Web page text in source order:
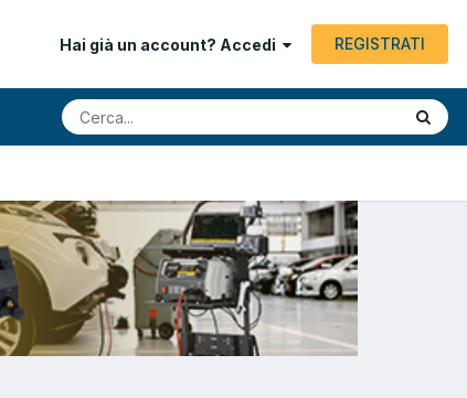
Hai già un account? Accedi REGISTRATI